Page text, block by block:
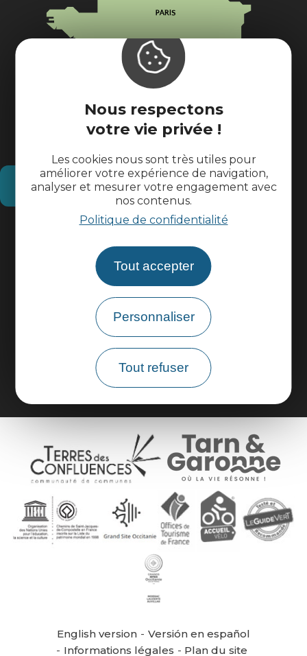
Nous respectons
votre vie privée !
Les cookies nous sont très utiles pour
améliorer votre expérience de navigation,
analyser et mesurer votre engagement avec
nos contenus.
Politique de confidentialité
Tout accepter
Personnaliser
Tout refuser
Comment venir ?
Informations pratiques
Espace pros
Espace groupes
Brochures
English version
Versión en español
Informations légales
Plan du site